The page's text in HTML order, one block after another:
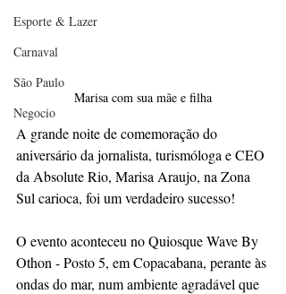
Esporte & Lazer
Carnaval
São Paulo
Negocio
Marisa com sua mãe e filha
A grande noite de comemoração do
aniversário da jornalista, turismóloga e CEO
da Absolute Rio, Marisa Araujo, na Zona
Sul carioca, foi um verdadeiro sucesso!
O evento aconteceu no Quiosque Wave By
Othon - Posto 5, em Copacabana, perante às
ondas do mar, num ambiente agradável que